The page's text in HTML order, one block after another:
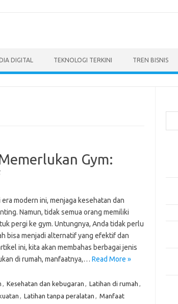
DIGITAL TEKNOLOGI TERKINI TREN BISNIS
Gym:
modern ini, menjaga kesehatan dan
Namun, tidak semua orang memiliki
pergi ke gym. Untungnya, Anda tidak perlu
bisa menjadi alternatif yang efektif dan
ini, kita akan membahas berbagai jenis
di rumah, manfaatnya,… Read More »
, Kesehatan dan kebugaran , Latihan di rumah ,
, Latihan tanpa peralatan , Manfaat